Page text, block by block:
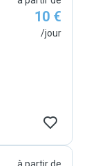
10 €
/jour